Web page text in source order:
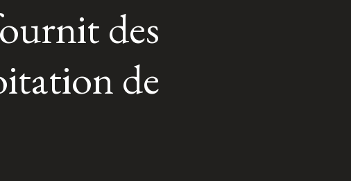
des
de